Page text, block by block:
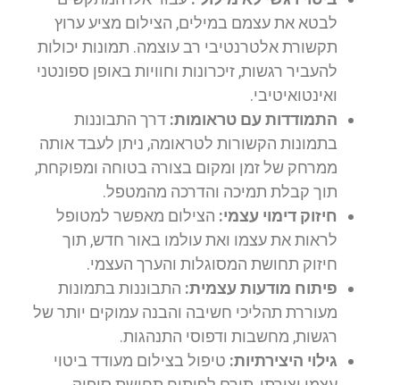
לבטא את עצמם במילים, הצילום מציע ערוץ
תקשורת אלטרנטיבי רב עוצמה. תמונות יכולות
להעביר רגשות, זיכרונות וחוויות באופן ספונטני
ואינטואיטיבי.
התמודדות עם טראומות: דרך התבוננות
בתמונות הקשורות לטראומה, ניתן לעבד אותה
ממרחק של זמן ומקום בצורה בטוחה ומפוקחת,
תוך קבלת תמיכה והדרכה מהמטפל.
חיזוק דימוי עצמי: הצילום מאפשר למטופל
לראות את עצמו ואת עולמו באור חדש, תוך
חיזוק תחושת המסוגלות והערך העצמי.
פיתוח מודעות עצמית: התבוננות בתמונות
מעוררת תהליכי חשיבה והבנה עמוקים יותר של
רגשות, מחשבות ודפוסי התנהגות.
גילוי היצירתיות: טיפול בצילום מעודד ביטוי